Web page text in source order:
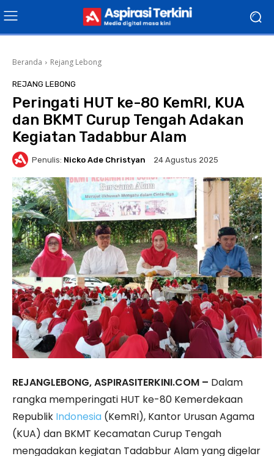
Beranda Rejang Lebong
REJANG LEBONG
Peringati HUT ke-80 KemRI, KUA
dan BKMT Curup Tengah Adakan
Kegiatan Tadabbur Alam
Penulis: Nicko Ade Christyan 24 Agustus 2025
REJANGLEBONG, ASPIRASITERKINI.COM – Dalam
rangka memperingati HUT ke-80 Kemerdekaan
Republik Indonesia (KemRI), Kantor Urusan Agama
(KUA) dan BKMT Kecamatan Curup Tengah
mengadakan kegiatan Tadabbur Alam yang digelar